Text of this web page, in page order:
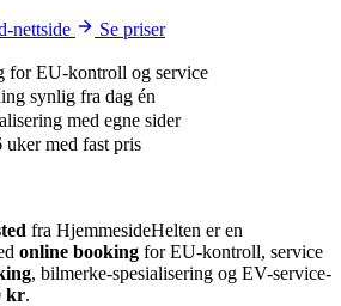
nettside Se priser
for EU-kontroll og service
synlig fra dag én
med egne sider
med fast pris
fra HjemmesideHelten er en
online booking for EU-kontroll, service
, bilmerke-spesialisering og EV-service-
kr.